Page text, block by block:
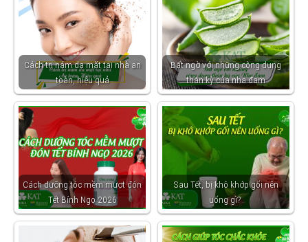
Cách trị nám da mặt tại nhà an
toàn, hiệu quả
Bất ngờ với những công dụng
thần kỳ của nha đam
Cách dưỡng tóc mềm mượt đón
Tết Bính Ngọ 2026
Sau Tết, bị khô khớp gối nên
uống gì?